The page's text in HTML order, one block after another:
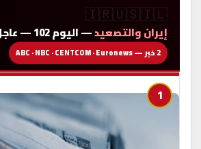
🇮🇷🇺🇸🇮🇱
إيران والتصعيد— اليوم 102 — عاجل الليلة
1